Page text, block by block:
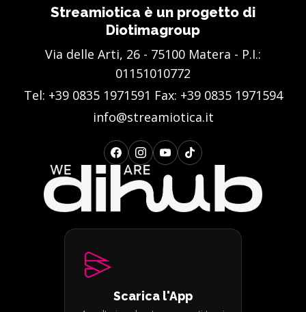
Streamiotica è un progetto di
Diotimagroup
Via delle Arti, 26 - 75100 Matera - P.I.:
01151010772
Tel: +39 0835 1971591 Fax: +39 0835 1971594
info@streamiotica.it
Scarica l'App